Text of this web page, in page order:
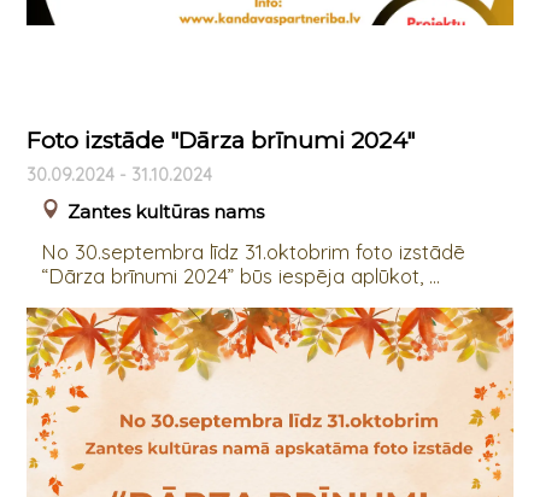
Foto izstāde "Dārza brīnumi 2024"
30.09.2024 - 31.10.2024
Zantes kultūras nams
No 30.septembra līdz 31.oktobrim foto izstādē
“Dārza brīnumi 2024” būs iespēja aplūkot, ...